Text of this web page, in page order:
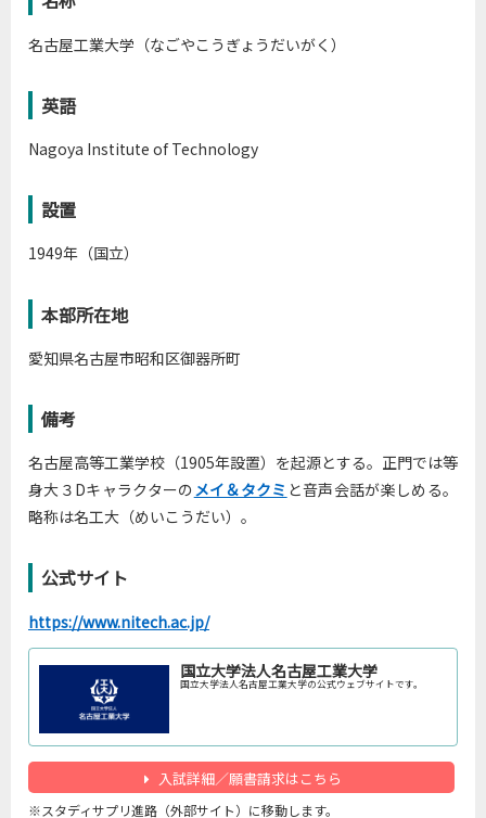
名古屋工業大学（なごやこうぎょうだいがく）
英語
Nagoya Institute of Technology
設置
1949年（国立）
本部所在地
愛知県名古屋市昭和区御器所町
備考
名古屋高等工業学校（1905年設置）を起源とする。正門では等
身大３Dキャラクターのメイ＆タクミ と音声会話が楽しめる。
略称は名工大（めいこうだい）。
公式サイト
https://www.nitech.ac.jp/
国立大学法人名古屋工業大学
国立大学法人名古屋工業大学の公式ウェブサイトです。
入試詳細／願書請求はこちら
※スタディサプリ進路（外部サイト）に移動します。